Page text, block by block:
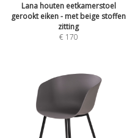
Lana houten eetkamerstoel
gerookt eiken - met beige stoffen
zitting
€ 170